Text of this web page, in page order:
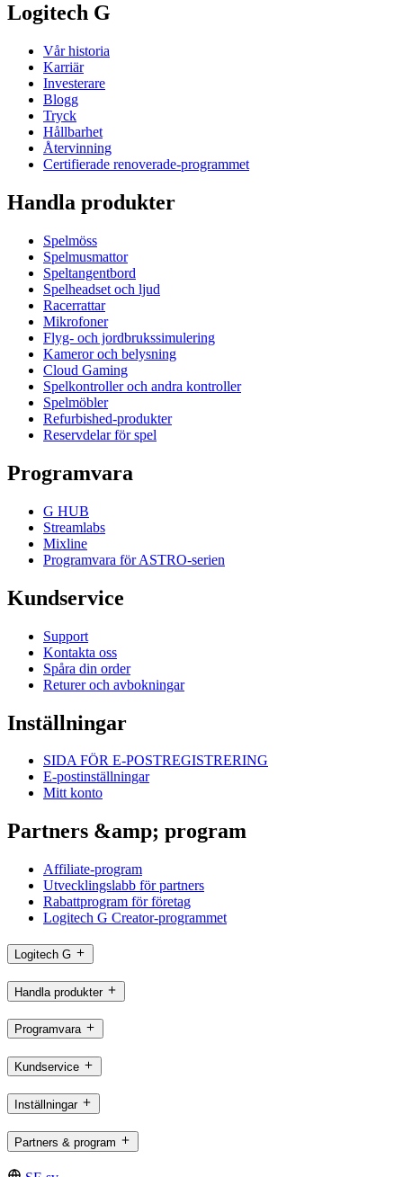
Logitech G
Vår historia
Karriär
Investerare
Blogg
Tryck
Hållbarhet
Återvinning
Certifierade renoverade-programmet
Handla produkter
Spelmöss
Spelmusmattor
Speltangentbord
Spelheadset och ljud
Racerrattar
Mikrofoner
Flyg- och jordbrukssimulering
Kameror och belysning
Cloud Gaming
Spelkontroller och andra kontroller
Spelmöbler
Refurbished-produkter
Reservdelar för spel
Programvara
G HUB
Streamlabs
Mixline
Programvara för ASTRO-serien
Kundservice
Support
Kontakta oss
Spåra din order
Returer och avbokningar
Inställningar
SIDA FÖR E-POSTREGISTRERING
E-postinställningar
Mitt konto
Partners &amp; program
Affiliate-program
Utvecklingslabb för partners
Rabattprogram för företag
Logitech G Creator-programmet
Logitech G
Handla produkter
Programvara
Kundservice
Inställningar
Partners & program